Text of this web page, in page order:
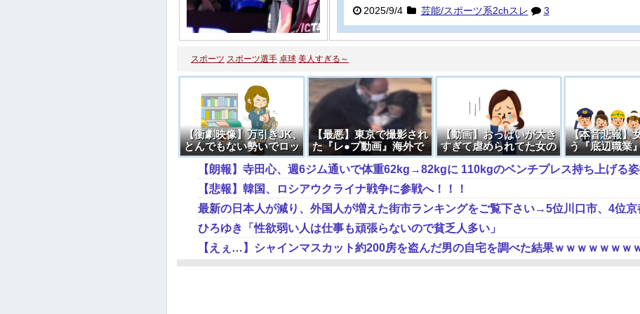
2025/9/4 芸能/スポーツ系2chスレ 3
スポーツ スポーツ選手 卓球 美人すぎる～
【衝劇映像】万引きJK、
とんでもない勢いでロッ
カーに叩きつけられる →
【最悪】東京で撮影され
た『レ●プ動画』海外で
めちゃくちゃ話題になっ
てしまう・・・
【動画】おっぱいが大き
すぎて虐められてた女の
子が裸になった結果
【本音悲報】
う『底辺職業
グ、決まる
【悲報】韓国、ロシアウクライナ戦争に参戦へ！！！
ひろゆき「性欲弱い人は仕事も頑張らないので貧乏人多い」
【えぇ…】シャインマスカット約200房を盗んだ男の自宅を調べた結果ｗｗｗｗｗｗｗ